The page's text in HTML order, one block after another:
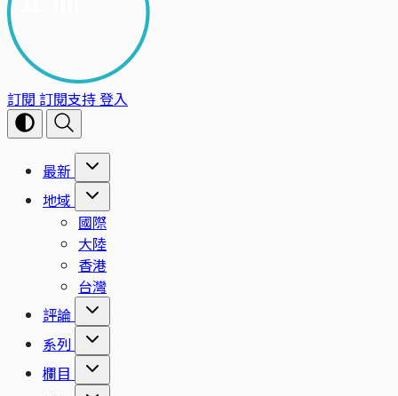
訂閱 訂閱支持登入
最新
地域
國際
大陸
香港
台灣
評論
系列
欄目